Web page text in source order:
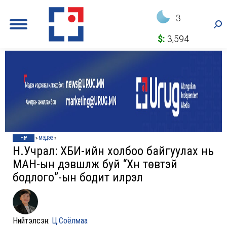
3
$: 3,594
НҮҮР » МЭДЭЭ»
Н.Учрал: ХБИ-ийн холбоо байгуулах нь
МАН-ын дэвшүүлж буй “Хүн төвтэй
бодлого”-ын бодит илрэл
Нийтэлсэн: Ц.Соёлмаа